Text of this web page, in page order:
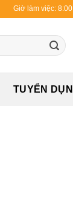
Giờ làm việc:
TUYỂN